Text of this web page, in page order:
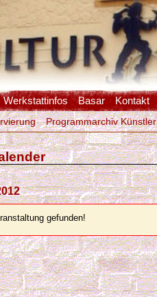
Werkstattinfos Basar Kontakt
Programmarchiv Künstler
gefunden!